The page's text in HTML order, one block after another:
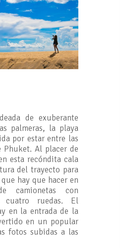
de exuberante
palmeras, la playa
por estar entre las
Phuket. Al placer de
esta recóndita cala
del trayecto para
hay que hacer en
camionetas con
ruedas. El
en la entrada de la
en un popular
fotos subidas a las